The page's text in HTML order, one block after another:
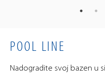
POOL LINE
Nadogradite svoj bazen u